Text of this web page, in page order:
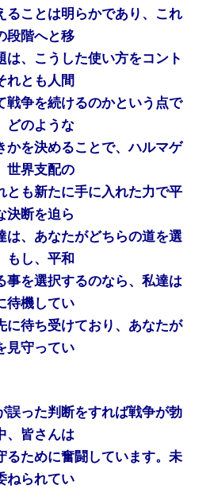
ることは明らかであり、これ
段階へと移
は、こうした使い方をコント
れとも人間
戦争を続けるのかという点で
どのような
かを決めることで、ハルマゲ
世界支配の
とも新たに手に入れた力で平
決断を迫ら
は、あなたがどちらの道を選
もし、平和
事を選択するのなら、私達は
待機してい
に待ち受けており、あなたが
見守ってい
誤った判断をすれば戦争が勃
、皆さんは
るために奮闘しています。未
ねられてい